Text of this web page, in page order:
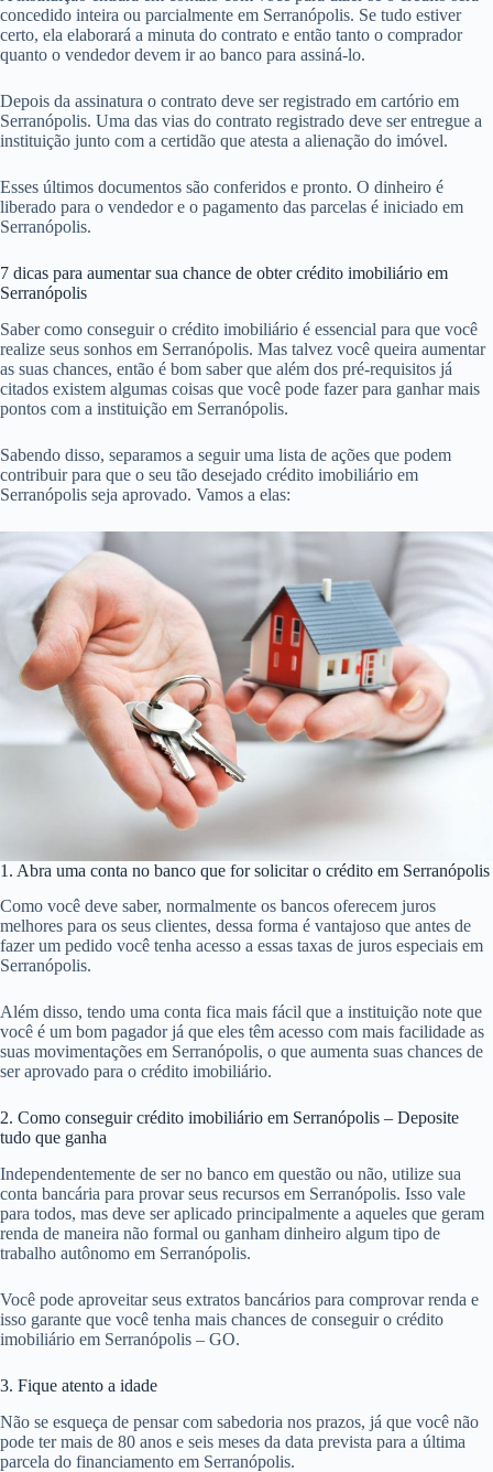
concedido inteira ou parcialmente em Serranópolis. Se tudo estiver
certo, ela elaborará a minuta do contrato e então tanto o comprador
quanto o vendedor devem ir ao banco para assiná-lo.
Depois da assinatura o contrato deve ser registrado em cartório em
Serranópolis. Uma das vias do contrato registrado deve ser entregue a
instituição junto com a certidão que atesta a alienação do imóvel.
Esses últimos documentos são conferidos e pronto. O dinheiro é
liberado para o vendedor e o pagamento das parcelas é iniciado em
Serranópolis.
7 dicas para aumentar sua chance de obter crédito imobiliário em
Serranópolis
Saber como conseguir o crédito imobiliário é essencial para que você
realize seus sonhos em Serranópolis. Mas talvez você queira aumentar
as suas chances, então é bom saber que além dos pré-requisitos já
citados existem algumas coisas que você pode fazer para ganhar mais
pontos com a instituição em Serranópolis.
Sabendo disso, separamos a seguir uma lista de ações que podem
contribuir para que o seu tão desejado crédito imobiliário em
Serranópolis seja aprovado. Vamos a elas:
1. Abra uma conta no banco que for solicitar o crédito em Serranópolis
Como você deve saber, normalmente os bancos oferecem juros
melhores para os seus clientes, dessa forma é vantajoso que antes de
fazer um pedido você tenha acesso a essas taxas de juros especiais em
Serranópolis.
Além disso, tendo uma conta fica mais fácil que a instituição note que
você é um bom pagador já que eles têm acesso com mais facilidade as
suas movimentações em Serranópolis, o que aumenta suas chances de
ser aprovado para o crédito imobiliário.
2. Como conseguir crédito imobiliário em Serranópolis – Deposite
tudo que ganha
Independentemente de ser no banco em questão ou não, utilize sua
conta bancária para provar seus recursos em Serranópolis. Isso vale
para todos, mas deve ser aplicado principalmente a aqueles que geram
renda de maneira não formal ou ganham dinheiro algum tipo de
trabalho autônomo em Serranópolis.
Você pode aproveitar seus extratos bancários para comprovar renda e
isso garante que você tenha mais chances de conseguir o crédito
imobiliário em Serranópolis – GO.
3. Fique atento a idade
Não se esqueça de pensar com sabedoria nos prazos, já que você não
pode ter mais de 80 anos e seis meses da data prevista para a última
parcela do financiamento em Serranópolis.